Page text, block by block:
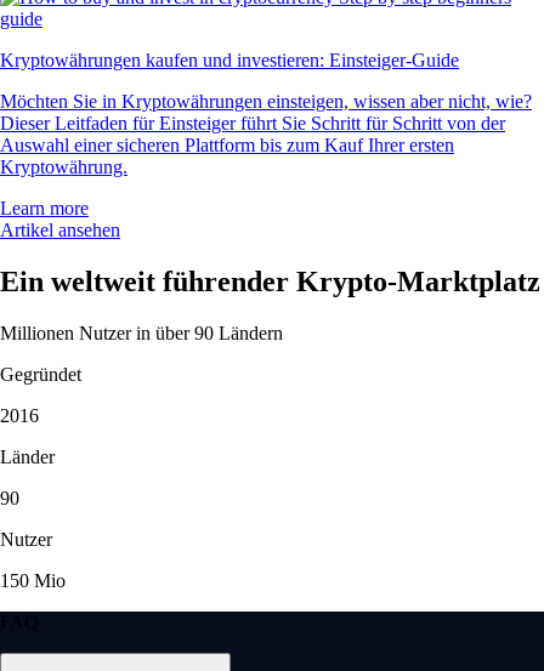
Kryptowährungen kaufen und investieren: Einsteiger-Guide
Möchten Sie in Kryptowährungen einsteigen, wissen aber nicht, wie?
Dieser Leitfaden für Einsteiger führt Sie Schritt für Schritt von der
Auswahl einer sicheren Plattform bis zum Kauf Ihrer ersten
Kryptowährung.
Learn more
Artikel ansehen
Ein weltweit führender Krypto-Marktplatz
Millionen Nutzer in über 90 Ländern
Gegründet
2016
Länder
90
Nutzer
150 Mio
FAQ